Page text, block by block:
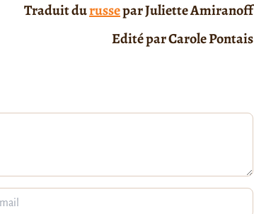
Traduit durussepar Juliette Amiranoff
Edité par Carole Pontais